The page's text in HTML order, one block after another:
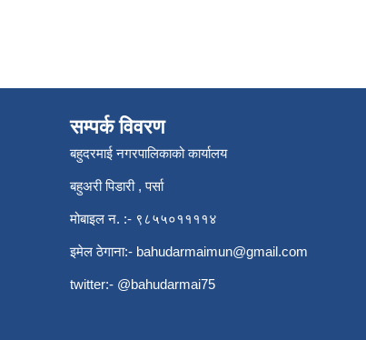
सम्पर्क विवरण
बहुदरमाई नगरपालिकाको कार्यालय
बहुअरी पिडारी , पर्सा
मोबाइल न. :- ९८५५०११११४
इमेल ठेगाना:- bahudarmaimun@gmail.com
twitter:- @bahudarmai75